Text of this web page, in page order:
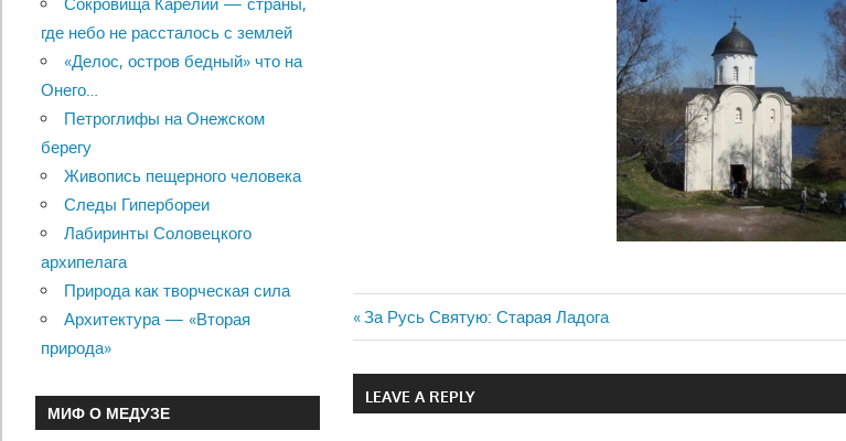
Навигация
по
Previous
Post:
За Русь Святую: Старая Ладога
LEAVE A REPLY
Сокровища Карелии — страны,
где небо не рассталось с землей
«Делос, остров бедный» что на
Онего…
Петроглифы на Онежском
берегу
Живопись пещерного человека
Следы Гипербореи
Лабиринты Соловецкого
архипелага
Природа как творческая сила
Архитектура — «Вторая
природа»
МИФ О МЕДУЗЕ